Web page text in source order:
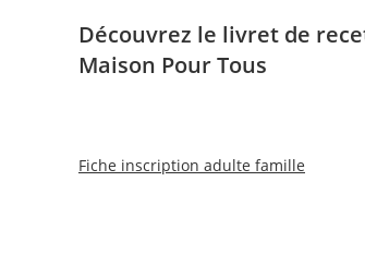
Découvrez le livret de
Maison Pour Tous
Fiche inscription adulte famille